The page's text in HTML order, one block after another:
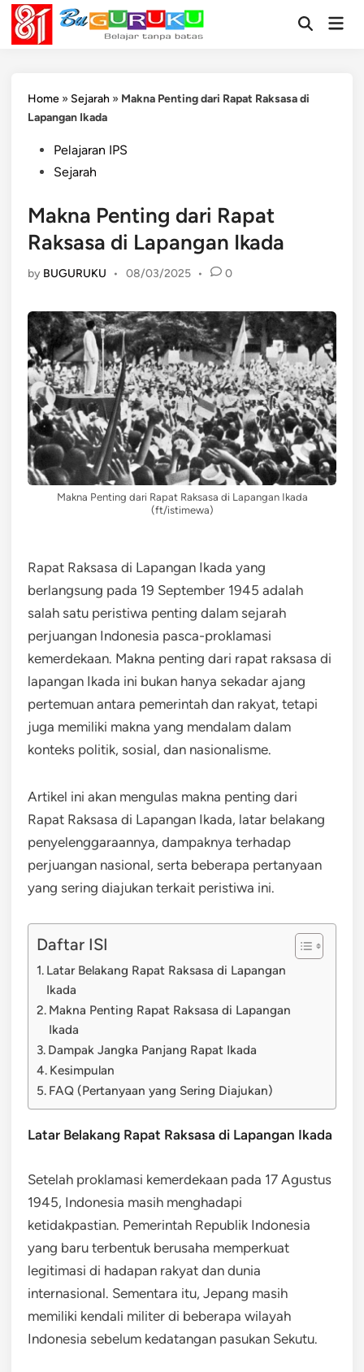
Skip
content
OpenMain
Home » Sejarah » Makna Penting dari Rapat Raksasa di
Lapangan Ikada
PostedPelajaran IPS
Sejarah
Makna Penting dari Rapat
Raksasa di Lapangan Ikada
by BUGURUKU • 08/03/2025 • 0
Makna Penting dari Rapat Raksasa di Lapangan Ikada
(ft/istimewa)
Rapat Raksasa di Lapangan Ikada yang
berlangsung pada 19 September 1945 adalah
salah satu peristiwa penting dalam sejarah
perjuangan Indonesia pasca-proklamasi
kemerdekaan. Makna penting dari rapat raksasa di
lapangan Ikada ini bukan hanya sekadar ajang
pertemuan antara pemerintah dan rakyat, tetapi
juga memiliki makna yang mendalam dalam
konteks politik, sosial, dan nasionalisme.
Artikel ini akan mengulas makna penting dari
Rapat Raksasa di Lapangan Ikada, latar belakang
penyelenggaraannya, dampaknya terhadap
perjuangan nasional, serta beberapa pertanyaan
yang sering diajukan terkait peristiwa ini.
Daftar ISI
Latar Belakang Rapat Raksasa di Lapangan
Ikada
Makna Penting Rapat Raksasa di Lapangan
Ikada
Dampak Jangka Panjang Rapat Ikada
Kesimpulan
FAQ (Pertanyaan yang Sering Diajukan)
Latar Belakang Rapat Raksasa di Lapangan Ikada
Setelah proklamasi kemerdekaan pada 17 Agustus
1945, Indonesia masih menghadapi
ketidakpastian. Pemerintah Republik Indonesia
yang baru terbentuk berusaha memperkuat
legitimasi di hadapan rakyat dan dunia
internasional. Sementara itu, Jepang masih
memiliki kendali militer di beberapa wilayah
Indonesia sebelum kedatangan pasukan Sekutu.